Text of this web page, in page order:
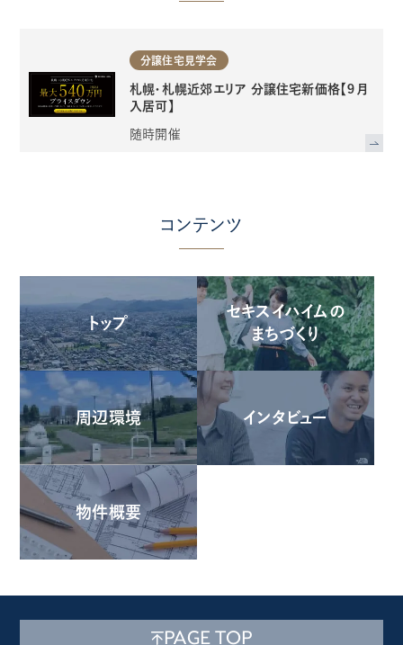
分譲住宅見学会
札幌・札幌近郊エリア 分譲住宅新価格【９月
入居可】
随時開催
コンテンツ
トップ
セキスイハイムの
まちづくり
周辺環境 インタビュー
物件概要
PAGE TOP